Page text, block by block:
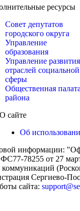
ресурсы
Совет депутатов
городского округа
Управление
образования
Управление развития
отраслей социальной
сферы
Общественная
района
О сайте
Об
информации:
78255 от 27
Сергиево-
сайта: